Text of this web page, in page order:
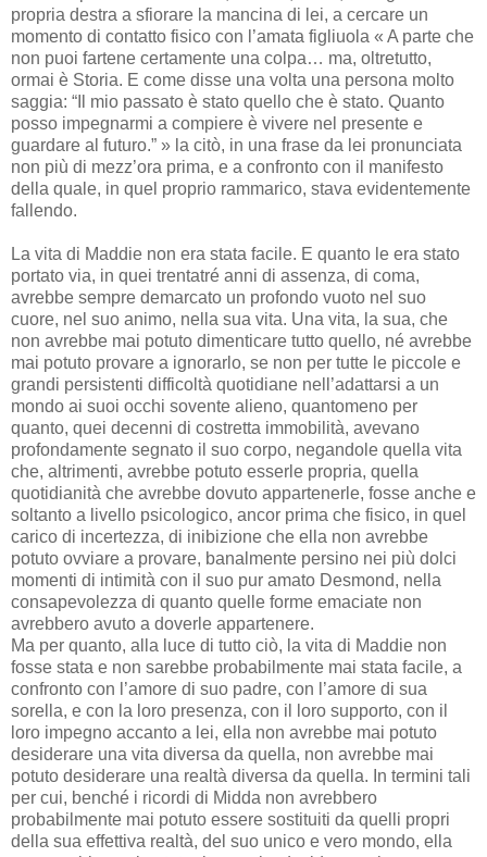
propria destra a sfiorare la mancina di lei, a cercare un
momento di contatto fisico con l’amata figliuola « A parte che
non puoi fartene certamente una colpa… ma, oltretutto,
ormai è Storia. E come disse una volta una persona molto
saggia: “Il mio passato è stato quello che è stato. Quanto
posso impegnarmi a compiere è vivere nel presente e
guardare al futuro.” » la citò, in una frase da lei pronunciata
non più di mezz’ora prima, e a confronto con il manifesto
della quale, in quel proprio rammarico, stava evidentemente
fallendo.
La vita di Maddie non era stata facile. E quanto le era stato
portato via, in quei trentatré anni di assenza, di coma,
avrebbe sempre demarcato un profondo vuoto nel suo
cuore, nel suo animo, nella sua vita. Una vita, la sua, che
non avrebbe mai potuto dimenticare tutto quello, né avrebbe
mai potuto provare a ignorarlo, se non per tutte le piccole e
grandi persistenti difficoltà quotidiane nell’adattarsi a un
mondo ai suoi occhi sovente alieno, quantomeno per
quanto, quei decenni di costretta immobilità, avevano
profondamente segnato il suo corpo, negandole quella vita
che, altrimenti, avrebbe potuto esserle propria, quella
quotidianità che avrebbe dovuto appartenerle, fosse anche e
soltanto a livello psicologico, ancor prima che fisico, in quel
carico di incertezza, di inibizione che ella non avrebbe
potuto ovviare a provare, banalmente persino nei più dolci
momenti di intimità con il suo pur amato Desmond, nella
consapevolezza di quanto quelle forme emaciate non
avrebbero avuto a doverle appartenere.
Ma per quanto, alla luce di tutto ciò, la vita di Maddie non
fosse stata e non sarebbe probabilmente mai stata facile, a
confronto con l’amore di suo padre, con l’amore di sua
sorella, e con la loro presenza, con il loro supporto, con il
loro impegno accanto a lei, ella non avrebbe mai potuto
desiderare una vita diversa da quella, non avrebbe mai
potuto desiderare una realtà diversa da quella. In termini tali
per cui, benché i ricordi di Midda non avrebbero
probabilmente mai potuto essere sostituiti da quelli propri
della sua effettiva realtà, del suo unico e vero mondo, ella